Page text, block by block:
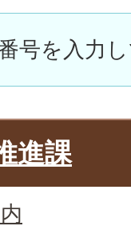
進課